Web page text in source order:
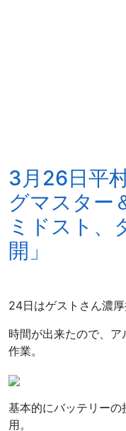
3月26日平
グマスター
ミドスト、
開」
24日はゲストさん濃厚
時間が出来たので、
作業。
基本的にバッテリー
用。